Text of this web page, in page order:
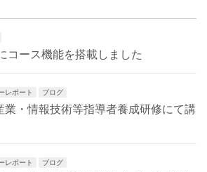
コース機能を搭載しました
レポート ブログ
業・情報技術等指導者養成研修にて講
レポート ブログ